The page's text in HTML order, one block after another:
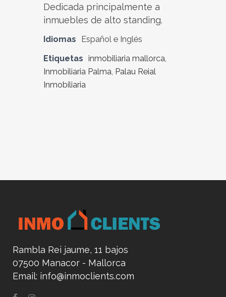
Dedicada principalmente a
inmuebles de alto standing.
Idiomas
Español e Inglés
Etiquetas inmobiliaria mallorca,
Inmobiliaria Palma, Palau Reial
Inmobiliaria
Rambla Rei jaume, 11 bajos
07500 Manacor - Mallorca
Email: info@inmoclients.com